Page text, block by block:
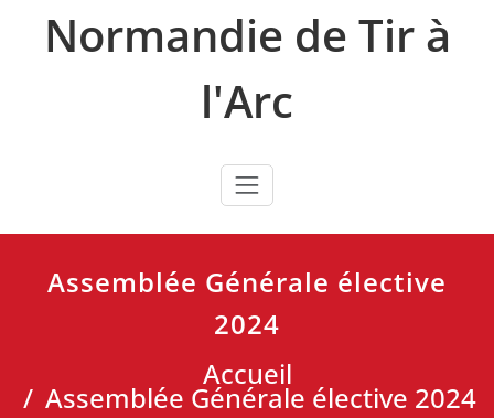
Normandie de Tir à
l'Arc
Assemblée Générale élective
2024
Accueil
Assemblée Générale élective 2024